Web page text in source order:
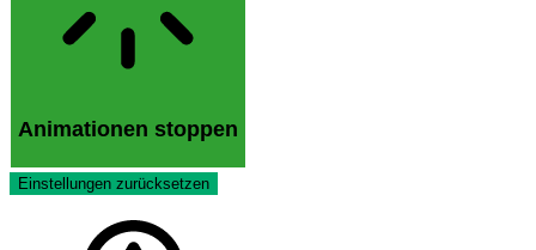
Animationen stoppen
Einstellungen zurücksetzen